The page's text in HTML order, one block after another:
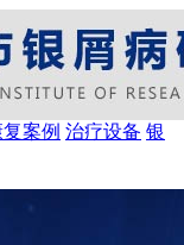
复案例 治疗设备 银